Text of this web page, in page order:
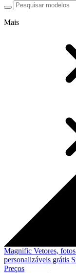
Mais
Magnific Vetores,
personalizáveis grátis
Preços